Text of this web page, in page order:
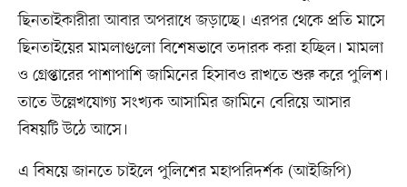
ছিনতাইকারীরা আবার অপরাধে জড়াচ্ছে। এরপর থেকে প্রতি মাসে
ছিনতাইয়ের মামলাগুলো বিশেষভাবে তদারক করা হচ্ছিল। মামলা
ও গ্রেপ্তারের পাশাপাশি জামিনের হিসাবও রাখতে শুরু করে পুলিশ।
তাতে উল্লেখযোগ্য সংখ্যক আসামির জামিনে বেরিয়ে আসার
বিষয়টি উঠে আসে।
এ বিষয়ে জানতে চাইলে পুলিশের মহাপরিদর্শক (আইজিপি)